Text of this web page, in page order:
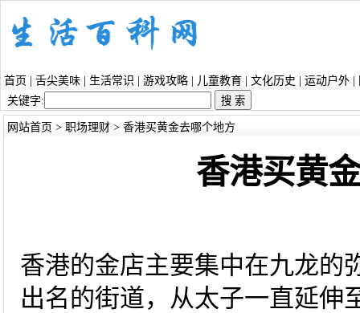
首页 舌尖美味 生活常识 游戏攻略 儿童教育 文化历史 运动户外
关键字:
网站首页 > 职场理财> 香港买黄金去哪个地方
香港买黄
香港的金店主要集中在九龙的
出名的街道，从太子一直延伸